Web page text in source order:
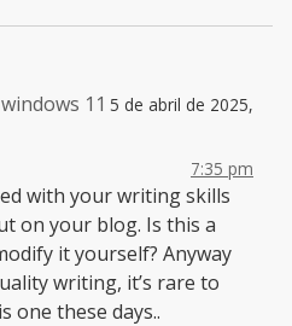
11 5 de abril de 2025,
7:35 pm
with your writing skills
on your blog. Is this a
it yourself? Anyway
writing, it’s rare to
one these days..